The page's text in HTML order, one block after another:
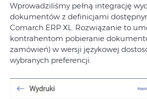
Wprowadziliśmy pełną integrację
dokumentów z definicjami
Comarch ERP XL. Rozwiązanie to
kontrahentom pobieranie
zamówień) w wersji językowej
wybranych preferencji.